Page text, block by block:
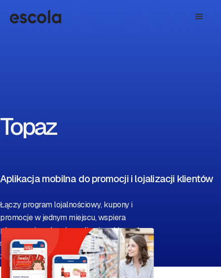
Topaz
Aplikacja mobilna do promocji i lojalizacji klientów
Łączy program lojalnościowy, kupony i
promocje w jednym miejscu, wspiera
planowanie zakupów online i w sklepach
stacjonarnych oraz umożliwia analizę
zachowań klientów.